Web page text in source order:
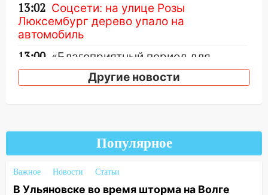
13:02 Соцсети: на улице Розы
Люксембург дерево упало на
автомобиль
13:00 «Благоприятный период для
новых начинаний: гороскоп для всех
знаков зодиака на неделю с 10 по 16
Ульяновске образовалось «море»
12:57 В Ульяновской области ожидается
крупный град
12:11 Где есть бензин в Ульяновске 9
Другие новости
Популярное
Важное Новости Статьи
В Ульяновске во время шторма на Волге